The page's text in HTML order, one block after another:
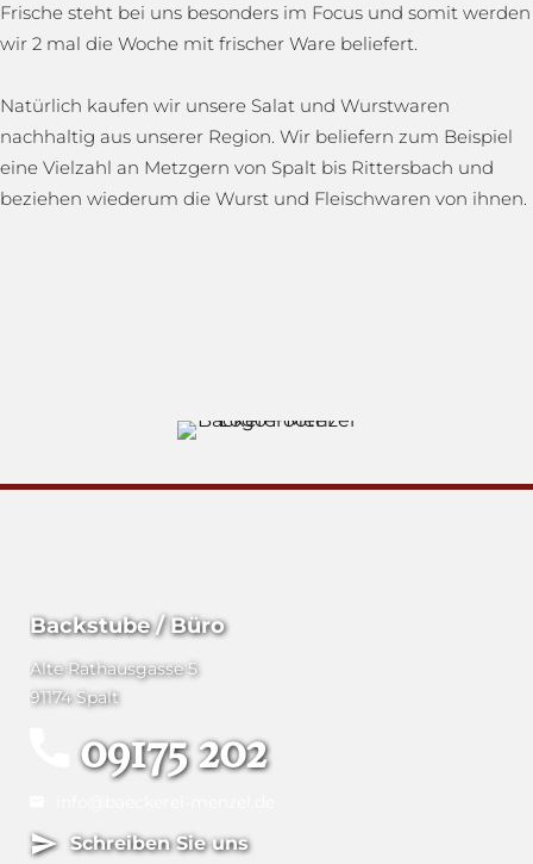
Frische steht bei uns besonders im Focus und somit werden
wir 2 mal die Woche mit frischer Ware beliefert.
Natürlich kaufen wir unsere Salat und Wurstwaren
nachhaltig aus unserer Region. Wir beliefern zum Beispiel
eine Vielzahl an Metzgern von Spalt bis Rittersbach und
beziehen wiederum die Wurst und Fleischwaren von ihnen.
Backstube / Büro
Alte Rathausgasse 5
91174 Spalt
09175 202
Schreiben Sie uns